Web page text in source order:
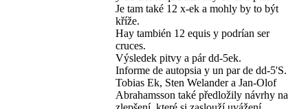
Je tam také 12 x-ek a mohly by to být
kříže.
Hay también 12 equis y podrían ser
cruces.
Výsledek pitvy a pár dd-5ek.
Informe de autopsia y un par de dd-5'S.
Tobias Ek, Sten Welander a Jan-Olof
Abrahamsson také předložily návrhy na